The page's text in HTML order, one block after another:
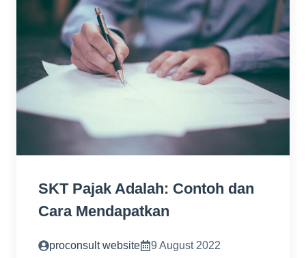
SKT Pajak Adalah: Contoh dan
Cara Mendapatkan
proconsult website 9 August 2022